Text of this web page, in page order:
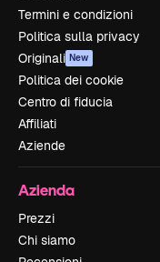
Termini e condizioni
Politica sulla privacy
Originali New
Politica dei cookie
Centro di fiducia
Affiliati
Aziende
Azienda
Prezzi
Chi siamo